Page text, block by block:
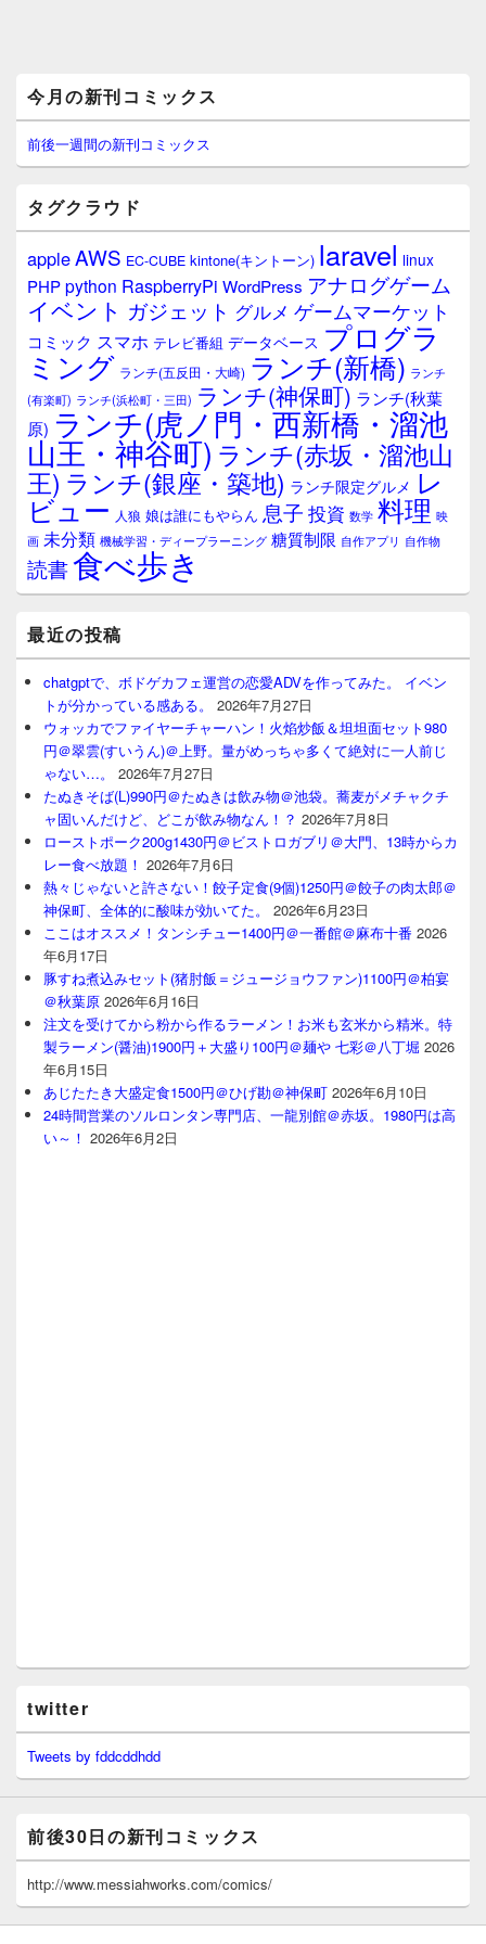
イ
ン
サ
イ
ウ
ィ
ジ
ェ
ア
今月の新刊コミックス
前後一週間の新刊コミックス
タグクラウド
appleAWS EC-CUBE kintone(キントーン) laravel linux
PHPpython RaspberryPi WordPress アナログゲーム
イベント ガジェット グルメ ゲームマーケット
コミック スマホ テレビ番組 データベース プログラ
ミング ランチ(五反田・大崎) ランチ(新橋) ランチ
(有楽町) ランチ(浜松町・三田) ランチ(神保町) ランチ(秋葉
原) ランチ(虎ノ門・西新橋・溜池
山王・神谷町) ランチ(赤坂・溜池山
王) ランチ(銀座・築地) ランチ限定グルメ レ
ビュー 人狼 娘は誰にもやらん 息子 投資 数学 料理 映
画 未分類 機械学習・ディープラーニング 糖質制限 自作アプリ 自作物
読書食べ歩き
最近の投稿
chatgptで、ボドゲカフェ運営の恋愛ADVを作ってみた。 イベン
トが分かっている感ある。
2026年7月27日
ウォッカでファイヤーチャーハン！火焰炒飯＆坦坦面セット980
円＠翠雲(すいうん)＠上野。量がめっちゃ多くて絶対に一人前じ
ゃない…。
2026年7月27日
たぬきそば(L)990円＠たぬきは飲み物＠池袋。蕎麦がメチャクチ
ャ固いんだけど、どこが飲み物なん！？ 2026年7月8日
ローストポーク200g1430円＠ビストロガブリ＠大門、13時からカ
レー食べ放題！ 2026年7月6日
熱々じゃないと許さない！餃子定食(9個)1250円＠餃子の肉太郎＠
神保町、全体的に酸味が効いてた。
2026年6月23日
ここはオススメ！タンシチュー1400円＠一番館＠麻布十番 2026
年6月17日
豚すね煮込みセット(猪肘飯＝ジュージョウファン)1100円＠柏宴
＠秋葉原 2026年6月16日
注文を受けてから粉から作るラーメン！お米も玄米から精米。特
製ラーメン(醤油)1900円＋大盛り100円＠麺や 七彩＠八丁堀 2026
年6月15日
あじたたき大盛定食1500円＠ひげ勘＠神保町 2026年6月10日
24時間営業のソルロンタン専門店、一龍別館＠赤坂。1980円は高
い～！ 2026年6月2日
twitter
Tweets by fddcddhdd
前後30日の新刊コミックス
http://www.messiahworks.com/comics/